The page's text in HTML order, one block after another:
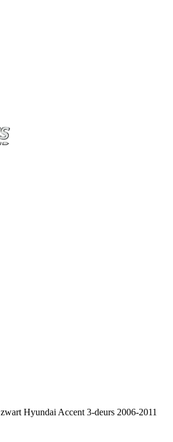
Hyundai Accent 3-deurs 2006-2011